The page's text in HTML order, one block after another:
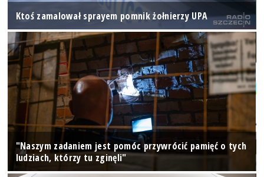
Ktoś zamalował sprayem pomnik żołnierzy UPA
"Naszym zadaniem jest pomóc przywrócić pamięć o tych
ludziach, którzy tu zginęli"